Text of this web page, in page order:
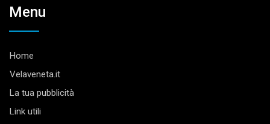
Menu
Home
Velaveneta.it
La tua pubblicità
Link utili